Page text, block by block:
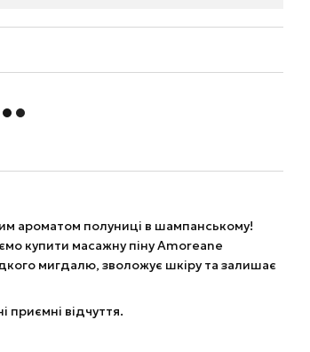
ароматом полуниці в шампанському!
купити масажну піну Amoreane
мигдалю, зволожує шкіру та залишає
приємні відчуття.